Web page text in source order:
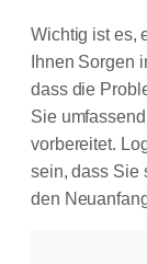
Wichtig ist es,
Ihnen Sorgen
dass die
Sie
vorbereitet.
sein, dass Sie
den